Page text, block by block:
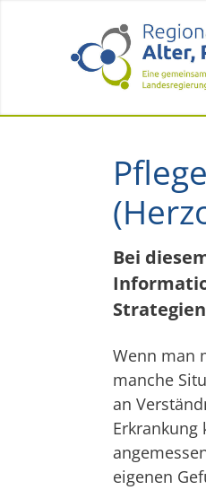
Bei
Wenn man
manche
an
Erkrankung
eigenen